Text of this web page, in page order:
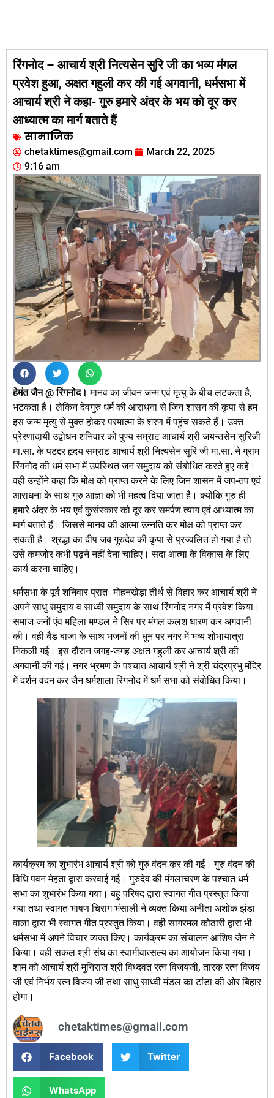
रिंगनोद – आचार्य श्री नित्यसेन सुरि जी का भव्य मंगल
प्रवेश हुआ, अक्षत गहुली कर की गई अगवानी, धर्मसभा में
आचार्य श्री ने कहा- गुरु हमारे अंदर के भय को दूर कर
आध्यात्म का मार्ग बताते हैं
सामाजिक
chetaktimes@gmail.com
March 22, 2025
9:16 am
हेमंत जैन @ रिंगनोद। मानव का जीवन जन्म एवं मृत्यु के बीच लटकता है,
भटकता है। लेकिन देवगुरु धर्म की आराधना से जिन शासन की कृपा से हम
इस जन्म मृत्यु से मुक्त होकर परमात्मा के शरण में पहुंच सकते हैं। उक्त
प्रेरणादायी उद्बोधन शनिवार को पुण्य सम्राट आचार्य श्री जयन्तसेन सुरिजी
मा.सा. के पटद्दर हृदय सम्राट आचार्य श्री नित्यसेन सुरि जी मा.सा. ने ग्राम
रिंगनोद की धर्म सभा में उपस्थित जन समुदाय को संबोधित करते हुए कहे।
वही उन्होंने कहा कि मोक्ष को प्राप्त करने के लिए जिन शासन में जप-तप एवं
आराधना के साथ गुरु आज्ञा को भी महत्व दिया जाता है। क्योंकि गुरु ही
हमारे अंदर के भय एवं कुसंस्कार को दूर कर समर्पण त्याग एवं आध्यात्म का
मार्ग बताते हैं। जिससे मानव की आत्मा उन्नति कर मोक्ष को प्राप्त कर
सकती है। श्रद्धा का दीप जब गुरुदेव की कृपा से प्रज्वलित हो गया है तो
उसे कमजोर कभी पढ़ने नहीं देना चाहिए। सदा आत्मा के विकास के लिए
कार्य करना चाहिए।
धर्मसभा के पूर्व शनिवार प्रातः मोहनखेड़ा तीर्थ से विहार कर आचार्य श्री ने
अपने साधु समुदाय व साध्वी समुदाय के साथ रिंगनोद नगर में प्रवेश किया।
समाज जनों एंव महिला मण्डल ने सिर पर मंगल कलश धारण कर अगवानी
की। वही बैंड बाजा के साथ भजनों की धुन पर नगर में भव्य शोभायात्रा
निकली गई। इस दौरान जगह-जगह अक्षत गहुली कर आचार्य श्री की
अगवानी की गई। नगर भ्रमण के पश्चात आचार्य श्री ने श्री चंद्रप्रभु मंदिर
में दर्शन वंदन कर जैन धर्मशाला रिंगनोद में धर्म सभा को संबोधित किया।
कार्यक्रम का शुभारंभ आचार्य श्री को गुरु वंदन कर की गई। गुरु वंदन की
विधि पवन मेहता द्वारा करवाई गई। गुरुदेव की मंगलाचरण के पश्चात धर्म
सभा का शुभारंभ किया गया। बहु परिषद द्वारा स्वागत गीत प्रस्तुत किया
गया तथा स्वागत भाषण चिराग भंसाली ने व्यक्त किया अनीता अशोक झंडा
वाला द्वारा भी स्वागत गीत प्रस्तुत किया। वही सागरमल कोठारी द्वारा भी
धर्मसभा में अपने विचार व्यक्त किए। कार्यक्रम का संचालन आशिष जैन ने
किया। वही सकल श्री संघ का स्वामीवात्सल्य का आयोजन किया गया।
शाम को आचार्य श्री मुनिराज श्री विध्दवत रत्न विजयजी, तारक रत्न विजय
जी एवं निर्भय रत्न विजय जी तथा साधु साध्वी मंडल का टांडा की ओर बिहार
होगा।
chetaktimes@gmail.com
Facebook Twitter
WhatsApp